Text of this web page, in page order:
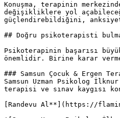
Konuşma, terapinin
değişikliklere yol
güçlendirebildiğini,
## Doğru psikoterapisti
Psikoterapinin başarısı
önemlidir. Birine karar
### Samsun Çocuk & Ergen
Samsun Uzman Psikolog
terapisi ve sınav kaygısı
[Randevu Al**](https://